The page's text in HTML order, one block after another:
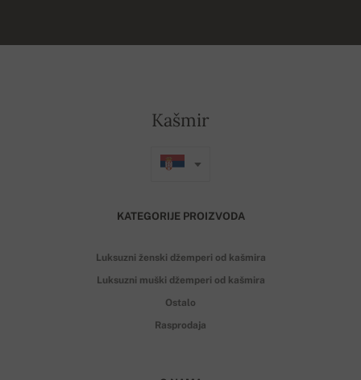
Kašmir
KATEGORIJE PROIZVODA
Luksuzni ženski džemperi od kašmira
Luksuzni muški džemperi od kašmira
Ostalo
Rasprodaja